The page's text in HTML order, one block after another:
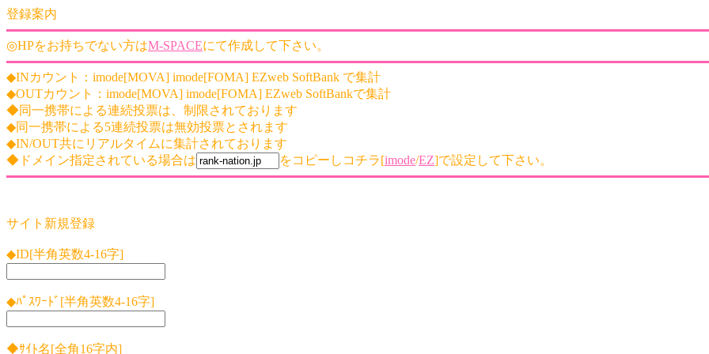
登録案内
◎HPをお持ちでない方はM-SPACEにて作成して下さい。
◆INカウント：imode[MOVA] imode[FOMA] EZweb SoftBank で集計
◆OUTカウント：imode[MOVA] imode[FOMA] EZweb SoftBankで集計
◆同一携帯による連続投票は、制限されております
◆同一携帯による5連続投票は無効投票とされます
◆IN/OUT共にリアルタイムに集計されております
◆ドメイン指定されている場合は
をコピーしコチラ[imode/EZ]で設定して下さい。
サイト新規登録
◆ID[半角英数4-16字]
◆ﾊﾟｽﾜｰﾄﾞ[半角英数4-16字]
◆ｻｲﾄ名[全角16字内]